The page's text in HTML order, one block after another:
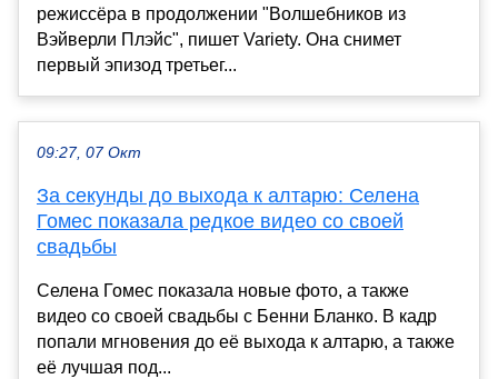
режиссёра в продолжении "Волшебников из
Вэйверли Плэйс", пишет Variety. Она снимет
первый эпизод третьег...
09:27, 07 Окт
За секунды до выхода к алтарю: Селена
Гомес показала редкое видео со своей
свадьбы
Селена Гомес показала новые фото, а также
видео со своей свадьбы с Бенни Бланко. В кадр
попали мгновения до её выхода к алтарю, а также
её лучшая под...